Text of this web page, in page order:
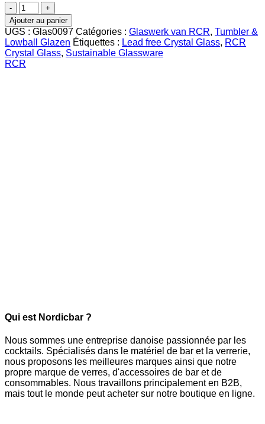
quantité
de
Verres
à
eau
RCR
Melodia
Ajouter au panier
UGS : Glas0097 Catégories : Glaswerk van RCR, Tumbler &
Lowball Glazen Étiquettes : Lead free Crystal Glass, RCR
Crystal Glass, Sustainable Glassware
RCR
Qui est Nordicbar ?
Nous sommes une entreprise danoise passionnée par les
cocktails. Spécialisés dans le matériel de bar et la verrerie,
nous proposons les meilleures marques ainsi que notre
propre marque de verres, d'accessoires de bar et de
consommables. Nous travaillons principalement en B2B,
mais tout le monde peut acheter sur notre boutique en ligne.